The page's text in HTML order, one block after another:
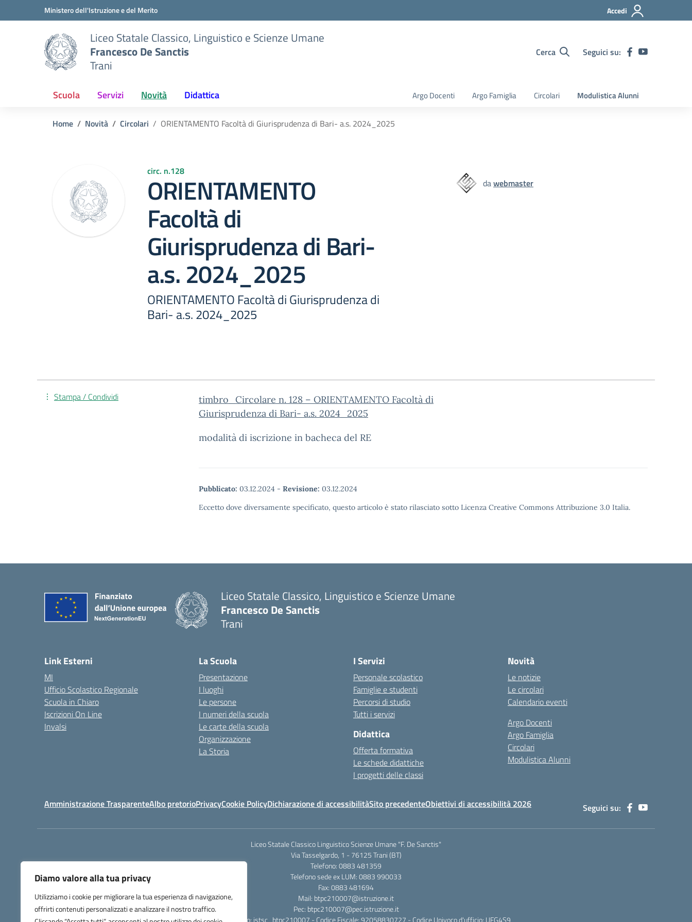
Diamo valore alla tua privacy
Utilizziamo i cookie per migliorare la tua esperienza di navigazione,
offrirti contenuti personalizzati e analizzare il nostro traffico.
Vai ai contenuti
Vai al menu di navigazioneMinistero dell'Istruzione e del Merito Accedi
Liceo Statale Classico, Linguistico e Scienze Umane
Francesco De Sanctis
Trani
Cerca Seguici su:
Scuola Servizi Novità Didattica Argo Docenti Argo Famiglia Circolari Modulistica Alunni
Home Novità Circolari ORIENTAMENTO Facoltà di Giurisprudenza di Bari- a.s. 2024_2025
circ. n.128
ORIENTAMENTO
Facoltà di
Giurisprudenza di Bari-
a.s. 2024_2025
ORIENTAMENTO Facoltà di Giurisprudenza di
Bari- a.s. 2024_2025
dawebmaster
timbro_Circolare n. 128 – ORIENTAMENTO Facoltà di
Giurisprudenza di Bari- a.s. 2024_2025
modalità di iscrizione in bacheca del RE
Pubblicato: 03.12.2024 - Revisione: 03.12.2024
Eccetto dove diversamente specificato, questo articolo è stato rilasciato sotto Licenza Creative Commons Attribuzione 3.0 Italia.
Stampa / Condividi
Liceo Statale Classico, Linguistico e Scienze Umane
Francesco De Sanctis
Trani
Link Esterni
MI
Ufficio Scolastico Regionale
Scuola in Chiaro
Iscrizioni On Line
Invalsi
La Scuola
Presentazione
I luoghi
Le persone
I numeri della scuola
Le carte della scuola
Organizzazione
La Storia
I Servizi
Personale scolastico
Famiglie e studenti
Percorsi di studio
Tutti i servizi
Didattica
Offerta formativa
Le schede didattiche
I progetti delle classi
Novità
Le notizie
Le circolari
Calendario eventi
Argo Docenti
Argo Famiglia
Circolari
Modulistica Alunni
Amministrazione TrasparenteAlbo pretorioPrivacyCookie PolicyDichiarazione di accessibilitàSito precedenteObiettivi di accessibilità 2026 Seguici su:
Liceo Statale Classico Linguistico Scienze Umane "F. De Sanctis"
Via Tasselgardo, 1 - 76125 Trani (BT)
Telefono: 0883 481359
Telefono sede ex LUM: 0883 990033
Fax: 0883 481694
Mail: btpc210007@istruzione.it
Pec: btpc210007@pec.istruzione.it
Codice Meccanografico: istsc_btpc210007 - Codice Fiscale: 92058830727 - Codice Univoco d'ufficio: UFG4S9